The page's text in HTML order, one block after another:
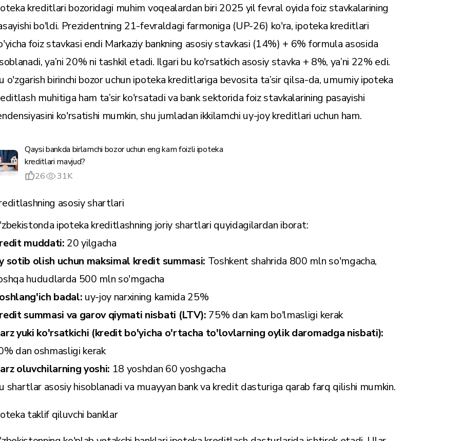
kreditlari bozoridagi muhim voqealardan biri 2025 yil fevral oyida foiz stavkalarining
bo'ldi. Prezidentning 21-fevraldagi farmoniga (UP-26) ko'ra, ipoteka kreditlari
foiz stavkasi endi Markaziy bankning asosiy stavkasi (14%) + 6% formula asosida
ya’ni 20% ni tashkil etadi. Ilgari bu ko'rsatkich asosiy stavka + 8%, ya’ni 22% edi.
o'zgarish birinchi bozor uchun ipoteka kreditlariga bevosita ta’sir qilsa-da, umumiy ipoteka
muhitiga ham ta’sir ko'rsatadi va bank sektorida foiz stavkalarining pasayishi
ko'rsatishi mumkin, shu jumladan ikkilamchi uy-joy kreditlari uchun ham.
Qaysi bankda birlamchi bozor uchun eng kam foizli ipoteka
kreditlari mavjud?
26
31K
asosiy shartlari
ipoteka kreditlashning joriy shartlari quyidagilardan iborat:
muddati: 20 yilgacha
sotib olish uchun maksimal kredit summasi: Toshkent shahrida 800 mln so'mgacha,
hududlarda 500 mln so'mgacha
badal: uy-joy narxining kamida 25%
summasi va garov qiymati nisbati (LTV): 75% dan kam bo'lmasligi kerak
yuki ko'rsatkichi (kredit bo'yicha o'rtacha to'lovlarning oylik daromadga nisbati):
dan oshmasligi kerak
oluvchilarning yoshi: 18 yoshdan 60 yoshgacha
shartlar asosiy hisoblanadi va muayyan bank va kredit dasturiga qarab farq qilishi mumkin.
taklif qiluvchi banklar